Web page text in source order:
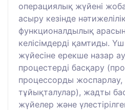
операциялық жүйені
асыру кезінде
функционалдылық
келісімдерді қамтиды. Үш
жүйесіне ерекше назар
процестерді басқару
процессорды
тұйықталулар), жадты
жүйелер және